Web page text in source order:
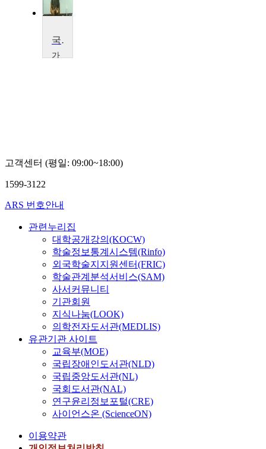
국제조직범죄론
가
고객센터 (평일: 09:00~18:00)
1599-3122
ARS 번호안내
관련누리집
대학공개강의(KOCW)
학술정보통계시스템(Rinfo)
외국학술지지원센터(FRIC)
학술관계분석서비스(SAM)
사서커뮤니티
기관회원
지식나눔(LOOK)
의학전자도서관(MEDLIS)
유관기관 사이트
교육부(MOE)
국립장애인도서관(NLD)
국립중앙도서관(NL)
국회도서관(NAL)
연구윤리정보포털(CRE)
사이언스온 (ScienceON)
이용약관